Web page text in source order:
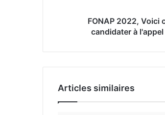
i
FONAP 2022, Voici
candidater à
Articles similaires